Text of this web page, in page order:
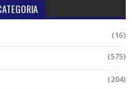
(16)
(575)
(204)